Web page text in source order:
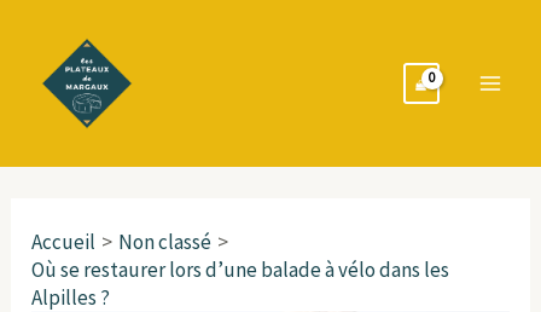
contenu
Accueil
Non classé
Où se restaurer lors d’une balade à vélo dans les
Alpilles ?
articles